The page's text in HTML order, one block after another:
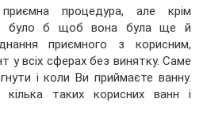
процедура, але крім
було б щоб вона була ще й
приємного з корисним,
у всіх сферах без винятку. Саме
і коли Ви приймаєте ванну.
таких корисних ванн і